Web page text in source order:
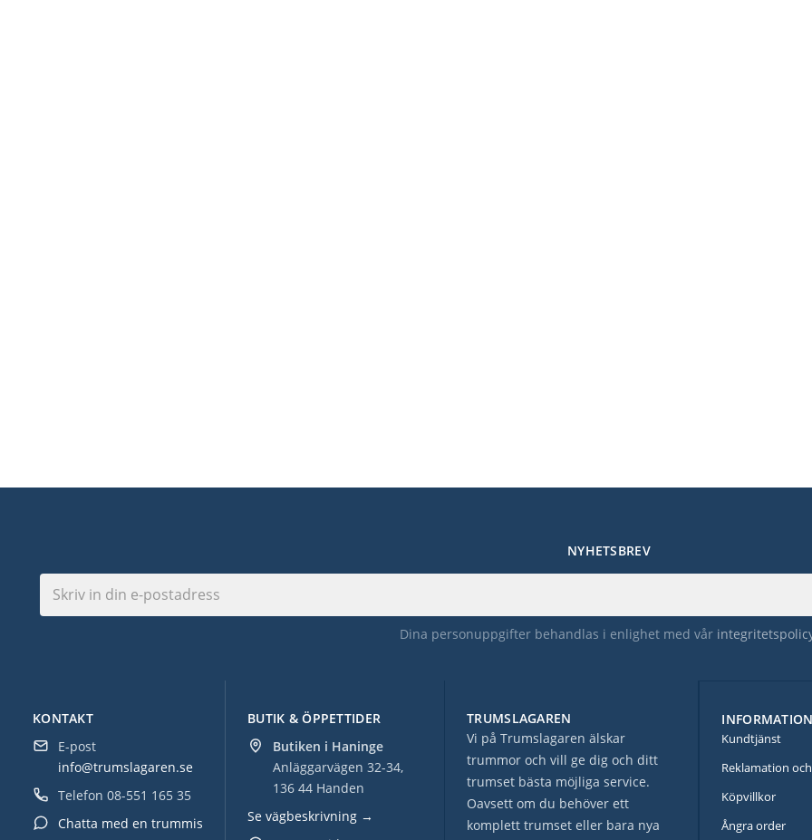
BUTIK & ÖPPETTIDER
Butiken i Haninge
Anläggarvägen 32-34,
136 44 Handen
Se vägbeskrivning →
KONTAKT
E-post
info@trumslagaren.se
Telefon 08-551 165 35
Chatta med en trummis
TRUMSLAGAREN
Vi på Trumslagaren älskar
trummor och vill ge dig och ditt
trumset bästa möjliga service.
Oavsett om du behöver ett
komplett trumset eller bara nya
NYHETSBREV
Dina personuppgifter behandlas i enlighet med vår
INFORMATION
Kundtjänst
Reklamation
Köpvillkor
Ångra order